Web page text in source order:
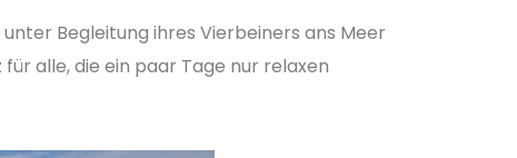
Begleitung ihres Vierbeiners ans Meer
alle, die ein paar Tage nur relaxen